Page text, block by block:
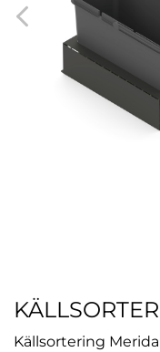
Källsortering